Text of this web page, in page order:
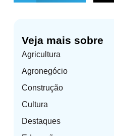
Veja mais sobre
Agricultura
Agronegócio
Construção
Cultura
Destaques